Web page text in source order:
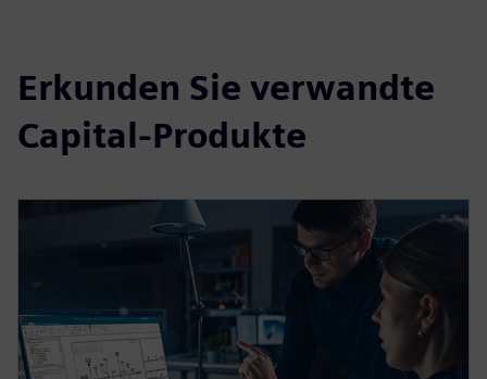
Erkunden Sie verwandte
Capital-Produkte